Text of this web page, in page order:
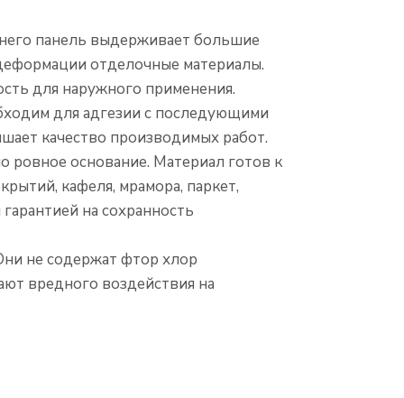
панель выдерживает большие
отделочные материалы.
для наружного применения.
для адгезии с последующими
качество производимых работ.
ровное основание. Материал готов к
кафеля, мрамора, паркет,
на сохранность
не содержат фтор хлор
вредного воздействия на